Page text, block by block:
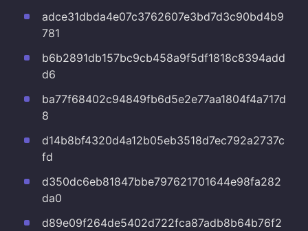
adce31dbda4e07c3762607e3bd7d3c90bd4b9
781
b6b2891db157bc9cb458a9f5df1818c8394add
d6
ba77f68402c94849fb6d5e2e77aa1804f4a717d
8
d14b8bf4320d4a12b05eb3518d7ec792a2737c
fd
d350dc6eb81847bbe797621701644e98fa282
da0
d89e09f264de5402d722fca87adb8b64b76f2